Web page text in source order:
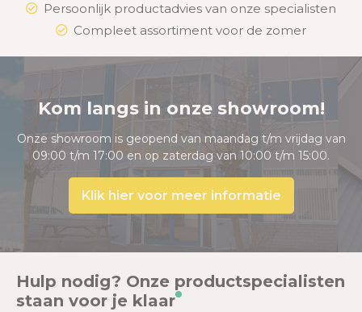
Persoonlijk productadvies van onze specialisten
Compleet assortiment voor de zomer
Kom langs in onze showroom!
Onze showroom is geopend van maandag t/m vrijdag van
09:00 t/m 17:00 en op zaterdag van 10:00 t/m 15:00.
Klik hier voor meer informatie
Hulp nodig? Onze productspecialisten
staan voor je klaar